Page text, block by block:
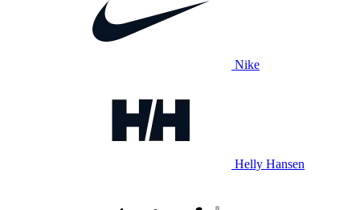
Nike
Helly Hansen